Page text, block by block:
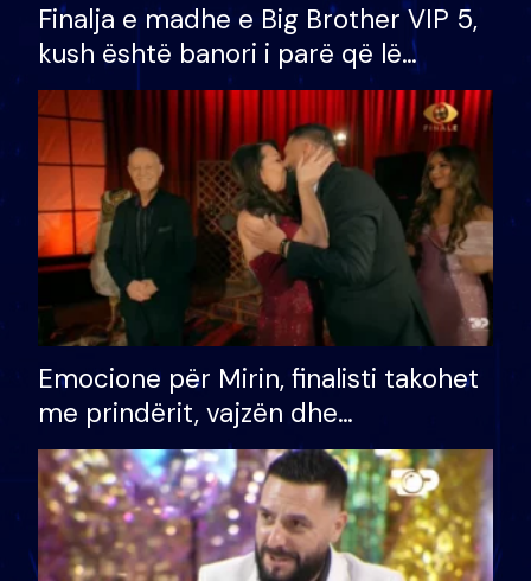
Finalja e madhe e Big Brother VIP 5,
kush është banori i parë që lë
shtëpinë dhe humb mundësinë për
të fituar çmimin e madh
Emocione për Mirin, finalisti takohet
me prindërit, vajzën dhe
bashkëshorten: S’kemi ndonjë letër
divorci apo jo?